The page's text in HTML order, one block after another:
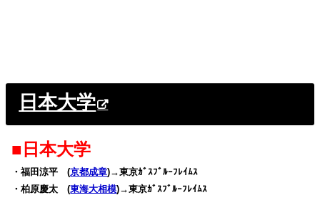
日本大学
■日本大学
・福田涼平 (京都成章)→東京ｶﾞｽﾌﾞﾙｰﾌﾚｲﾑｽ
・柏原慶太 (東海大相模)→東京ｶﾞｽﾌﾞﾙｰﾌﾚｲﾑｽ